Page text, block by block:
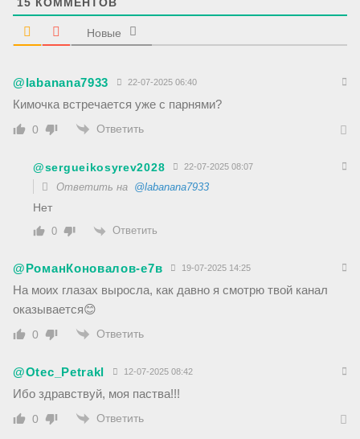
Новые
@labanana7933 22-07-2025 06:40
Кимочка встречается уже с парнями?
0 Ответить
@sergueikosyrev2028 22-07-2025 08:07
Ответить на @labanana7933
Нет
0 Ответить
@РоманКоновалов-е7в 19-07-2025 14:25
На моих глазах выросла, как давно я смотрю твой канал
оказывается😊
0 Ответить
@Otec_Petrakl 12-07-2025 08:42
Ибо здравствуй, моя паства!!!
0 Ответить